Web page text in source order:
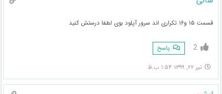
قسمت ۱۵ و۱۶ تکراری اند سرور آپلود بوی لطفا درستش کنید
2 پاسخ
تیر ۲۲, ۱۳۹۹ ۱:۵۴ ب.ظ